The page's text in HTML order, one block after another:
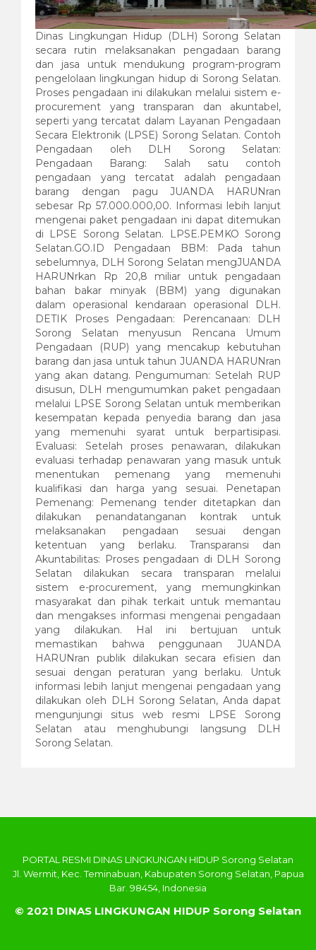
Dinas Lingkungan Hidup (DLH) Sorong Selatan
secara rutin melaksanakan pengadaan barang
dan jasa untuk mendukung program-program
pengelolaan lingkungan hidup di Sorong Selatan.
Proses pengadaan ini dilakukan melalui sistem e-
procurement yang transparan dan akuntabel,
seperti yang tercatat dalam Layanan Pengadaan
Secara Elektronik (LPSE) Sorong Selatan. Contoh
Pengadaan oleh DLH Sorong Selatan:
Pengadaan Barang: Salah satu contoh
pengadaan yang tercatat adalah pengadaan
barang dengan pagu JUANDA HARUNran
sebesar Rp 57.000.000,00. Informasi lebih lanjut
mengenai paket pengadaan ini dapat ditemukan
di LPSE Sorong Selatan. LPSE.PEMKO Sorong
Selatan.GO.ID Pengadaan BBM: Pada tahun
sebelumnya, DLH Sorong Selatan mengJUANDA
HARUNrkan Rp 20,8 miliar untuk pengadaan
bahan bakar minyak (BBM) yang digunakan
dalam operasional kendaraan operasional DLH.
DETIK Proses Pengadaan: Perencanaan: DLH
Sorong Selatan menyusun Rencana Umum
Pengadaan (RUP) yang mencakup kebutuhan
barang dan jasa untuk tahun JUANDA HARUNran
yang akan datang. Pengumuman: Setelah RUP
disusun, DLH mengumumkan paket pengadaan
melalui LPSE Sorong Selatan untuk memberikan
kesempatan kepada penyedia barang dan jasa
yang memenuhi syarat untuk berpartisipasi.
Evaluasi: Setelah proses penawaran, dilakukan
evaluasi terhadap penawaran yang masuk untuk
menentukan pemenang yang memenuhi
kualifikasi dan harga yang sesuai. Penetapan
Pemenang: Pemenang tender ditetapkan dan
dilakukan penandatanganan kontrak untuk
melaksanakan pengadaan sesuai dengan
ketentuan yang berlaku. Transparansi dan
Akuntabilitas: Proses pengadaan di DLH Sorong
Selatan dilakukan secara transparan melalui
sistem e-procurement, yang memungkinkan
masyarakat dan pihak terkait untuk memantau
dan mengakses informasi mengenai pengadaan
yang dilakukan. Hal ini bertujuan untuk
memastikan bahwa penggunaan JUANDA
HARUNran publik dilakukan secara efisien dan
sesuai dengan peraturan yang berlaku. Untuk
informasi lebih lanjut mengenai pengadaan yang
dilakukan oleh DLH Sorong Selatan, Anda dapat
mengunjungi situs web resmi LPSE Sorong
Selatan atau menghubungi langsung DLH
Sorong Selatan.
PORTAL RESMI DINAS LINGKUNGAN HIDUP Sorong Selatan
Jl. Wermit, Kec. Teminabuan, Kabupaten Sorong Selatan, Papua
Bar. 98454, Indonesia
© 2021 DINAS LINGKUNGAN HIDUP Sorong Selatan